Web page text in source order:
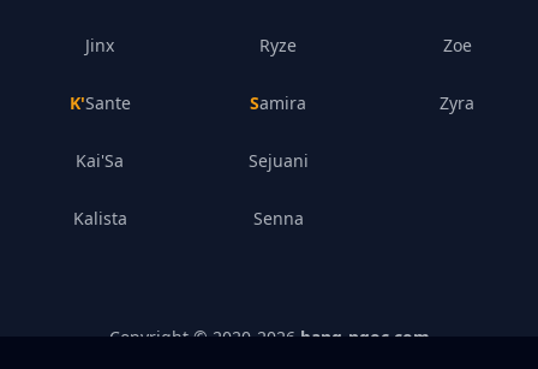
Jinx
K'Sante
Kai'Sa
Kalista
Ryze
Samira
Sejuani
Senna
Zoe
Zyra
Copyright © 2020- 2026 bang-ngoc.com